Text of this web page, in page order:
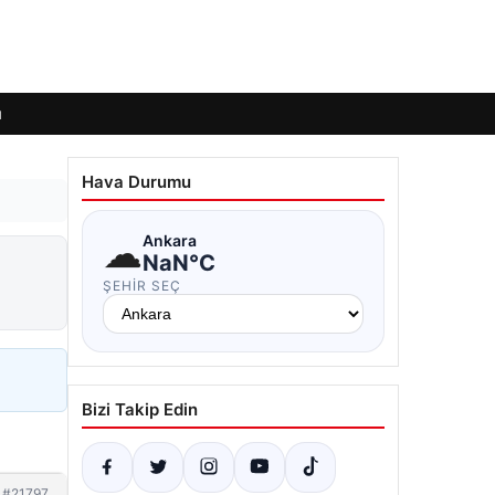
Hava Durumu
☁Ankara
NaN°C
ŞEHIR SEÇ
Bizi Takip Edin